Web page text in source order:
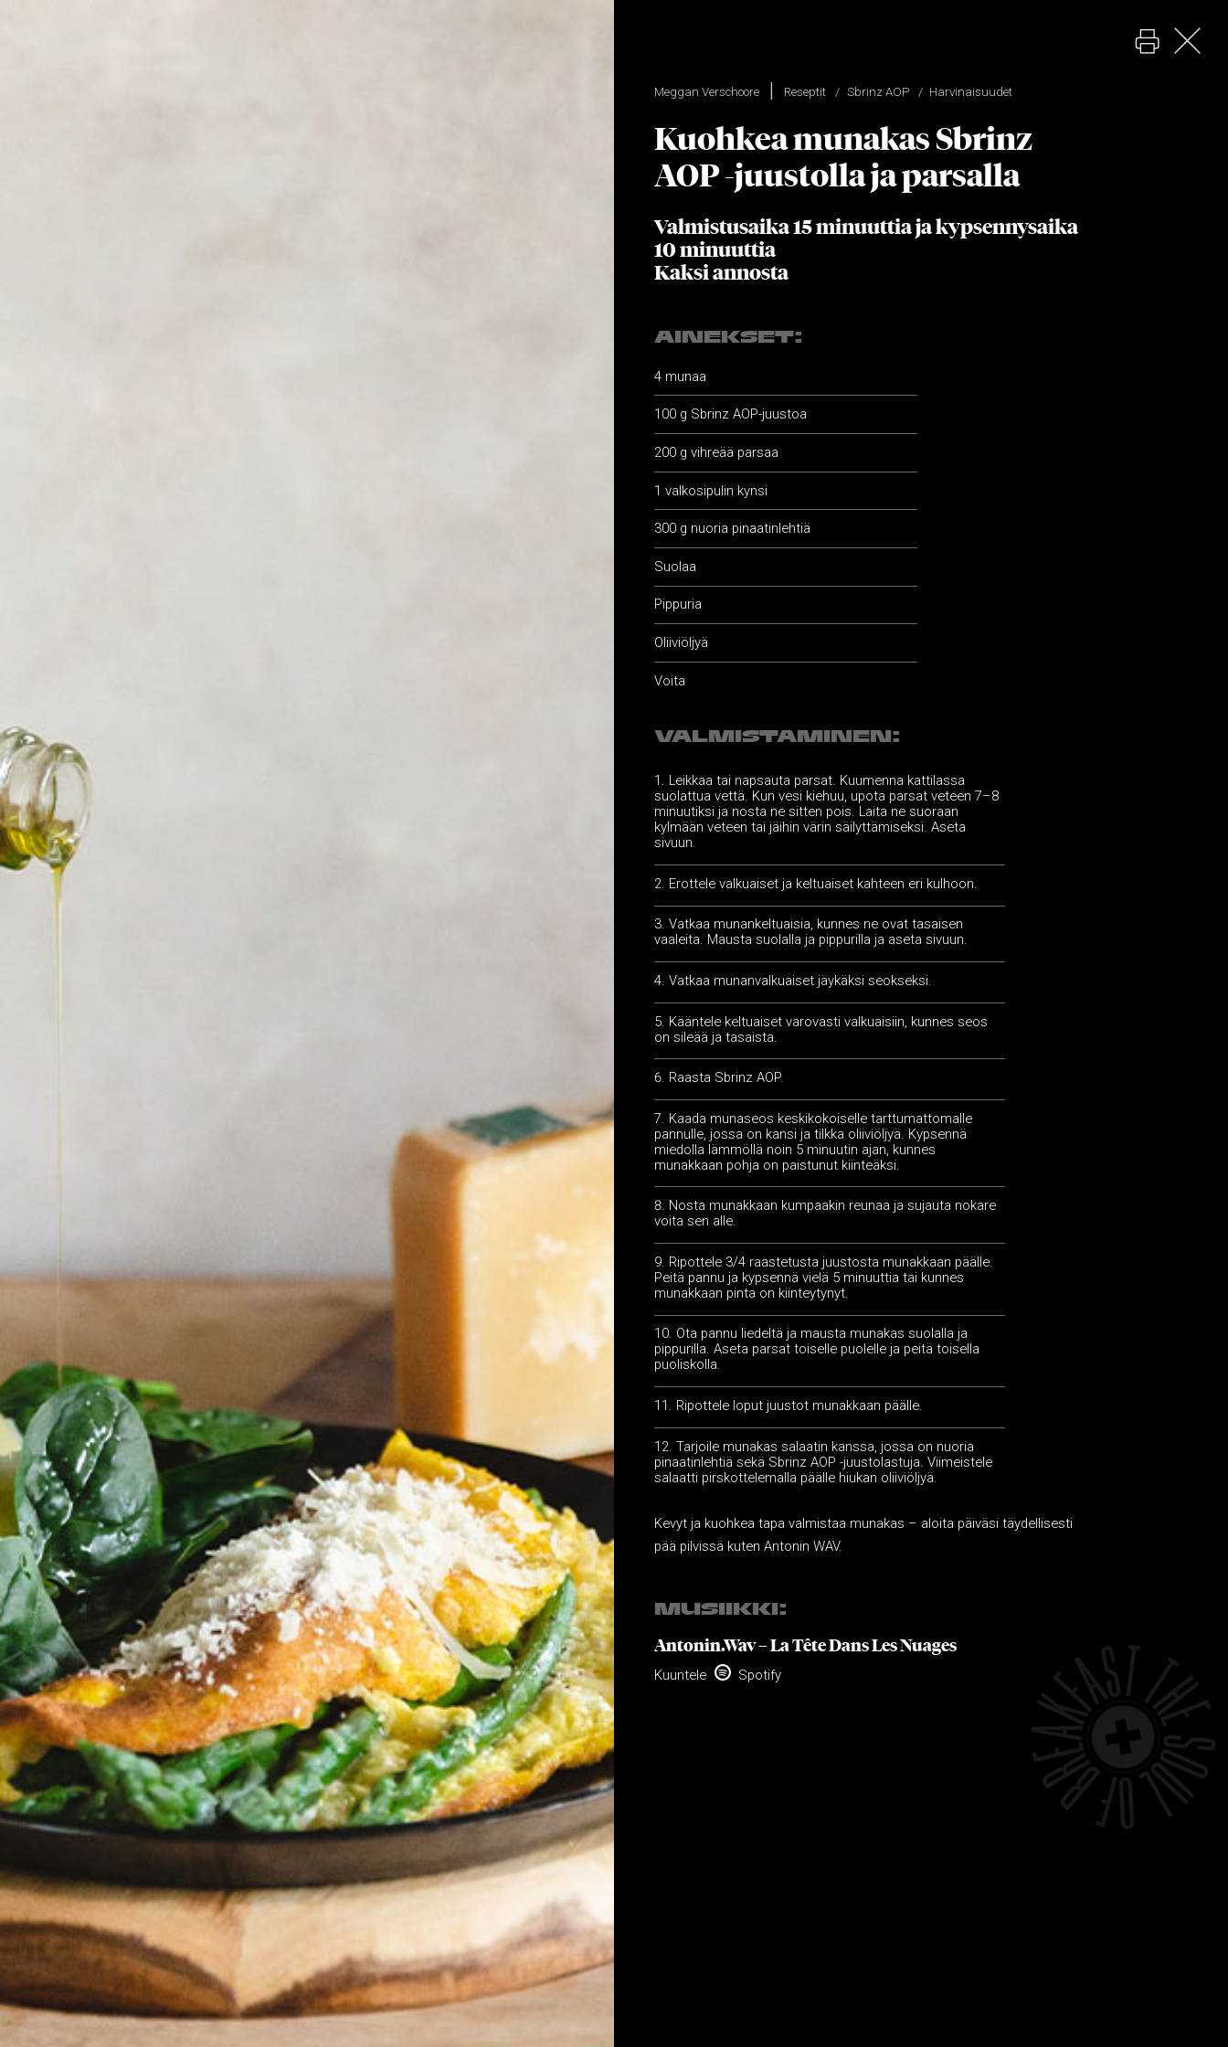
Meggan Verschoore Reseptit Sbrinz AOP Harvinaisuudet
Kuohkea munakas Sbrinz
AOP -juustolla ja parsalla
Valmistusaika 15 minuuttia ja kypsennysaika
10 minuuttia
Kaksi annosta
AINEKSET:
4 munaa
100 g Sbrinz AOP-juustoa
200 g vihreää parsaa
1 valkosipulin kynsi
300 g nuoria pinaatinlehtiä
Suolaa
Pippuria
Oliiviöljyä
Voita
VALMISTAMINEN:
Leikkaa tai napsauta parsat. Kuumenna kattilassa
suolattua vettä. Kun vesi kiehuu, upota parsat veteen 7–8
minuutiksi ja nosta ne sitten pois. Laita ne suoraan
kylmään veteen tai jäihin värin säilyttämiseksi. Aseta
sivuun.
Erottele valkuaiset ja keltuaiset kahteen eri kulhoon.
Vatkaa munankeltuaisia, kunnes ne ovat tasaisen
vaaleita. Mausta suolalla ja pippurilla ja aseta sivuun.
Vatkaa munanvalkuaiset jäykäksi seokseksi.
Kääntele keltuaiset varovasti valkuaisiin, kunnes seos
on sileää ja tasaista.
Raasta Sbrinz AOP.
Kaada munaseos keskikokoiselle tarttumattomalle
pannulle, jossa on kansi ja tilkka oliiviöljyä. Kypsennä
miedolla lämmöllä noin 5 minuutin ajan, kunnes
munakkaan pohja on paistunut kiinteäksi.
Nosta munakkaan kumpaakin reunaa ja sujauta nokare
voita sen alle.
Ripottele 3/4 raastetusta juustosta munakkaan päälle.
Peitä pannu ja kypsennä vielä 5 minuuttia tai kunnes
munakkaan pinta on kiinteytynyt.
Ota pannu liedeltä ja mausta munakas suolalla ja
pippurilla. Aseta parsat toiselle puolelle ja peitä toisella
puoliskolla.
Ripottele loput juustot munakkaan päälle.
Tarjoile munakas salaatin kanssa, jossa on nuoria
pinaatinlehtiä sekä Sbrinz AOP -juustolastuja. Viimeistele
salaatti pirskottelemalla päälle hiukan oliiviöljyä.
Kevyt ja kuohkea tapa valmistaa munakas – aloita päiväsi täydellisesti
pää pilvissä kuten Antonin WAV.
MUSIIKKI:
Antonin.Wav – La Tête Dans Les Nuages
Kuuntele  Spotify